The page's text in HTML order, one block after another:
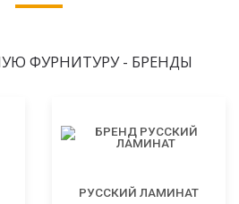
ФУРНИТУРУ - БРЕНДЫ
РУССКИЙ ЛАМИНАТ